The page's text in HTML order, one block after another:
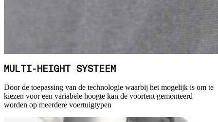
MULTI-HEIGHT SYSTEEM
Door de toepassing van de technologie waarbij het mogelijk is om te
kiezen voor een variabele hoogte kan de voortent gemonteerd
worden op meerdere voertuigtypen